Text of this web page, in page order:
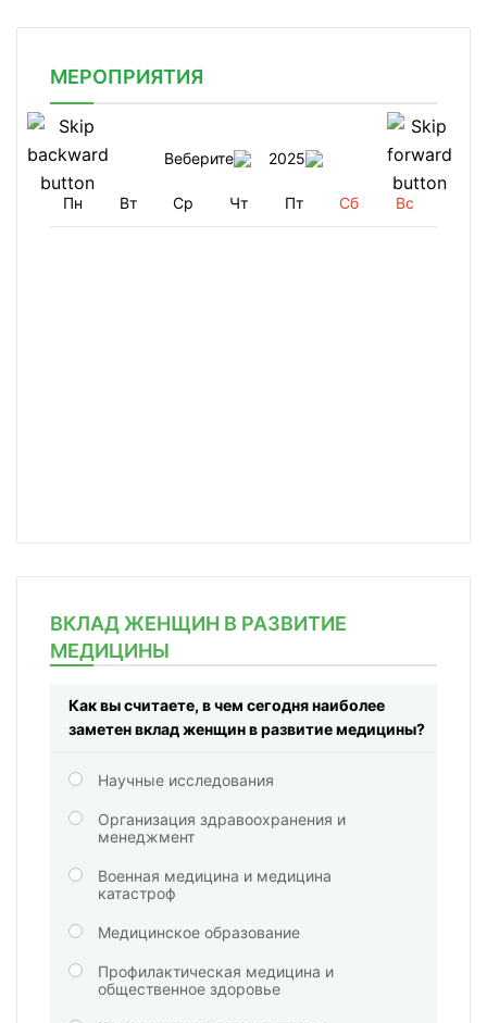
МЕРОПРИЯТИЯ
Веберите 2025
Пн Вт Ср Чт Пт Сб Вс
ВКЛАД ЖЕНЩИН В РАЗВИТИЕ
МЕДИЦИНЫ
Как вы считаете, в чем сегодня наиболее
заметен вклад женщин в развитие медицины?
Научные исследования
Организация здравоохранения и
менеджмент
Военная медицина и медицина
катастроф
Медицинское образование
Профилактическая медицина и
общественное здоровье